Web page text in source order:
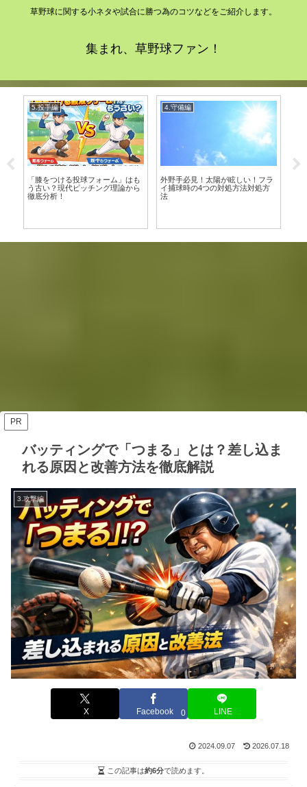
草野球に関する小ネタや試合に勝つ為のコツなどをご紹介します。
集まれ、草野球ファン！
3.攻撃編
バッティングの常識！今と昔の違
い
3.攻撃編
もう嫌だ！自打球はなぜ起こる？
原因と改善法を徹底解説
PR
バッティングで「つまる」とは？差し込ま
れる原因と改善方法を徹底解説
3.攻撃編
X Facebook 0 LINE
2024.09.07 2026.07.18
この記事は約6分で読めます。